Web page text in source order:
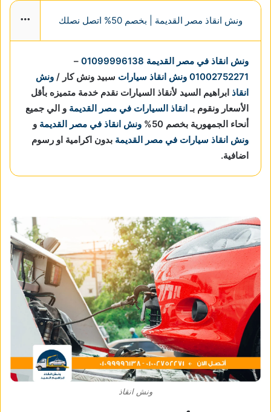
ونش انقاذ مصر القديمة | بخصم 50% اتصل نصلك
ونش انقاذ في مصر القديمة 01099996138
–
01002752271 ونش انقاذ سيارات سبيد ونش كار / ونش
انقاذ ابراهيم السيد لأنقاذ السيارات نقدم خدمة متميزه بأقل
الأسعار ونقوم بـانقاذ السيارات في مصر القديمة و الي جميع
أنحاء الجمهورية بخصم 50%
ونش انقاذ في مصر القديمة و
ونش انقاذ سيارات في مصر القديمة بدون اكرامية او رسوم
اضافية.
ونش انقاذ